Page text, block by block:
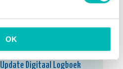
OK
Update Digitaal Logboek